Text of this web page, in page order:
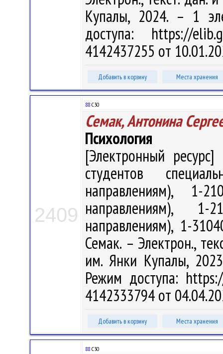
Купалы, 2024. – 1
доступа: https://
4142437255 от
Добавить в корзину Места хранения
2409
88 С30
Семак, Антонина
Психология
[Электронный
студентов
направлениям), 1-
направлениям),
направлениям), 1-
Семак. – Электрон.,
им. Янки Купалы,
Режим доступа:
4142333794 от
Добавить в корзину Места хранения
88 С30